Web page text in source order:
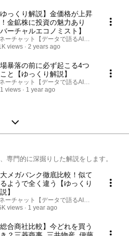
ゆっくり解説】金価格が上昇
金鉱株に投資の魅力あり
バーチャルエコノミスト】
ーチャット【データで語るAI投資ラボ】
views
2 years ago
暴落の前に必ず起こる4つ
と【ゆっくり解説】
ーチャット【データで語るAI投資ラボ】
views
1 year ago
専門的に深掘りした解説をします。
メガバンク徹底比較！似て
ようで全く違う【ゆっくり
】
ーチャット【データで語るAI投資ラボ】
views
1 year ago
総合商社比較】今どれを買う